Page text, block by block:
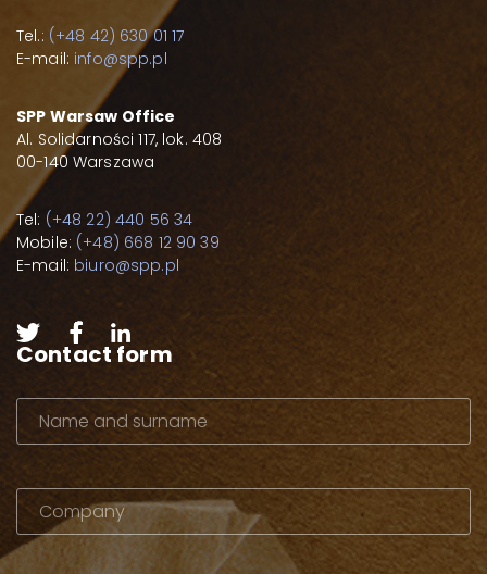
Tel.: (+48 42) 630 01 17
E-mail: info@spp.pl
SPP Warsaw Office
Al. Solidarności 117, lok. 408
00-140 Warszawa
Tel: (+48 22) 440 56 34
Mobile: (+48) 668 12 90 39
E-mail: biuro@spp.pl
Contact form